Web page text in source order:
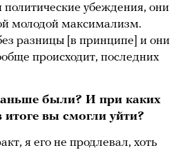
политические убеждения, они
молодой максимализм.
разницы [в принципе] и они
происходит, последних
были? И при каких
итоге вы смогли уйти?
я его не продлевал, хоть